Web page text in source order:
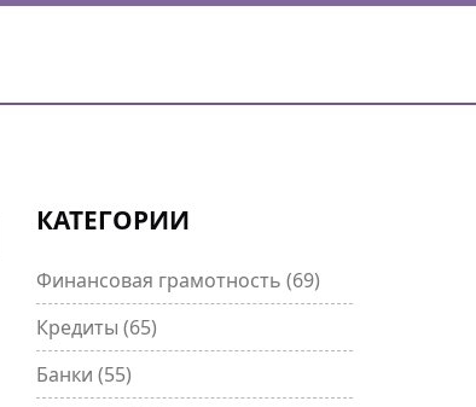
КАТЕГОРИИ
Финансовая грамотность (69)
Кредиты (65)
Банки (55)